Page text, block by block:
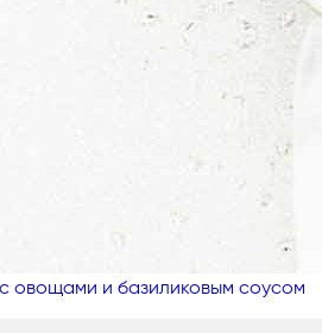
овощами и базиликовым соусом